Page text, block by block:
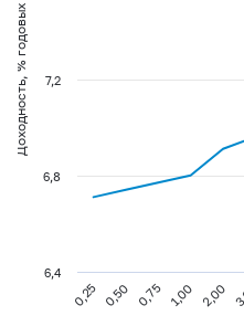
Доходность, % годовых
0,25 0,50 0,75 1,00 2,00
6,4
6,8
7,2